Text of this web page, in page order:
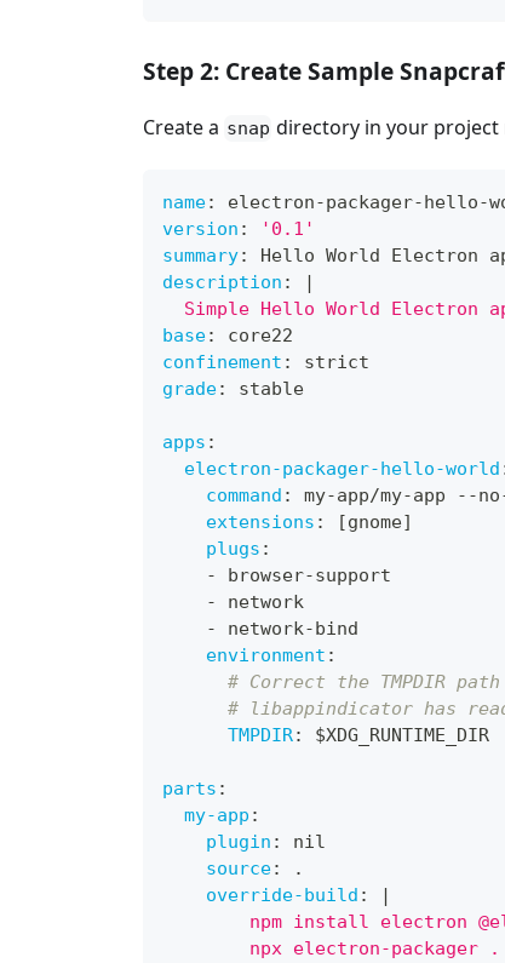
Step 2: Create Sample
Create a snap directory in your
name: electron-packager-hello-
version :
'0.1'
summary:
Hello World Electron
description :
|
Simple Hello World Electron
base:
core22
confinement :
strict
grade: stable
apps :
electron-packager-hello-world
command : my-app/my-app - -no
extensions : [gnome]
plugs :
-
browser-support
-
network
-
network-bind
environment :
# Correct the TMPDIR
# libappindicator has
TMPDIR: $XDG_RUNTIME_DIR
parts :
my-app :
plugin :
nil
source:
.
override-build :
|
npm install electron
npx electron-packager